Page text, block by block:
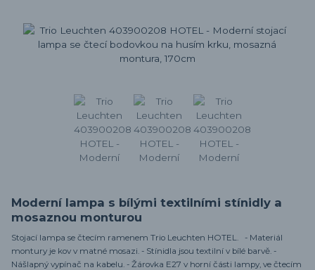
Moderní lampa s bílými textilními stínidly a
mosaznou monturou
Stojací lampa se čtecím ramenem Trio Leuchten HOTEL. - Materiál
montury je kov v matné mosazi. - Stínidla jsou textilní v bílé barvě. -
Nášlapný vypínač na kabelu. - Žárovka E27 v horní části lampy, ve čtecím